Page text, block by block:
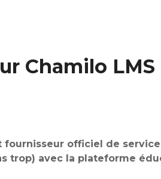
et rapide sur Chamilo ?
Chamilo LMS
officiel de
trop) avec la plateforme